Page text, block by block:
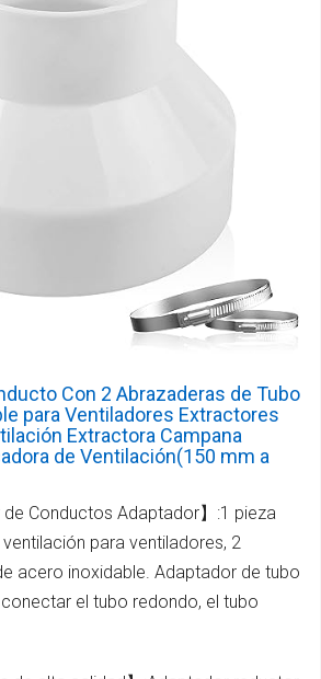
Con 2 Abrazaderas de Tubo
para Ventiladores Extractores
Extractora Campana
de Ventilación(150 mm a
Conductos Adaptador】:1 pieza
para ventiladores, 2
acero inoxidable. Adaptador de tubo
el tubo redondo, el tubo